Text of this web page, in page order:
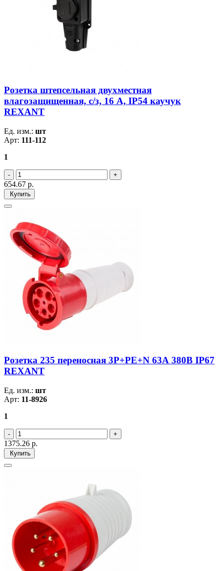
Розетка штепсельная двухместная
влагозащищенная, с/з, 16 А, IP54 каучук
REXANT
Ед. изм.: шт
Арт: 111-112
1
654.67 р.
Купить
Розетка 235 переносная 3Р+РЕ+N 63А 380В IP67
REXANT
Ед. изм.: шт
Арт: 11-8926
1
1375.26 р.
Купить